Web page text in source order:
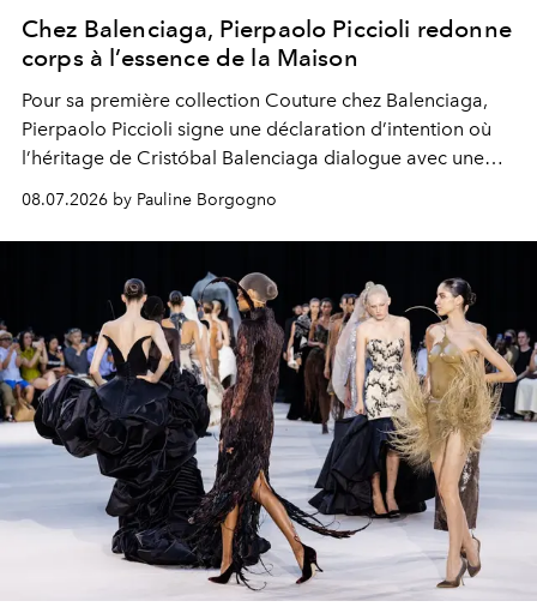
Chez Balenciaga, Pierpaolo Piccioli redonne
corps à l’essence de la Maison
Pour sa première collection Couture chez Balenciaga,
Pierpaolo Piccioli signe une déclaration d’intention où
l’héritage de Cristóbal Balenciaga dialogue avec une
vision profondément contemporaine de la création.
08.07.2026 by Pauline Borgogno